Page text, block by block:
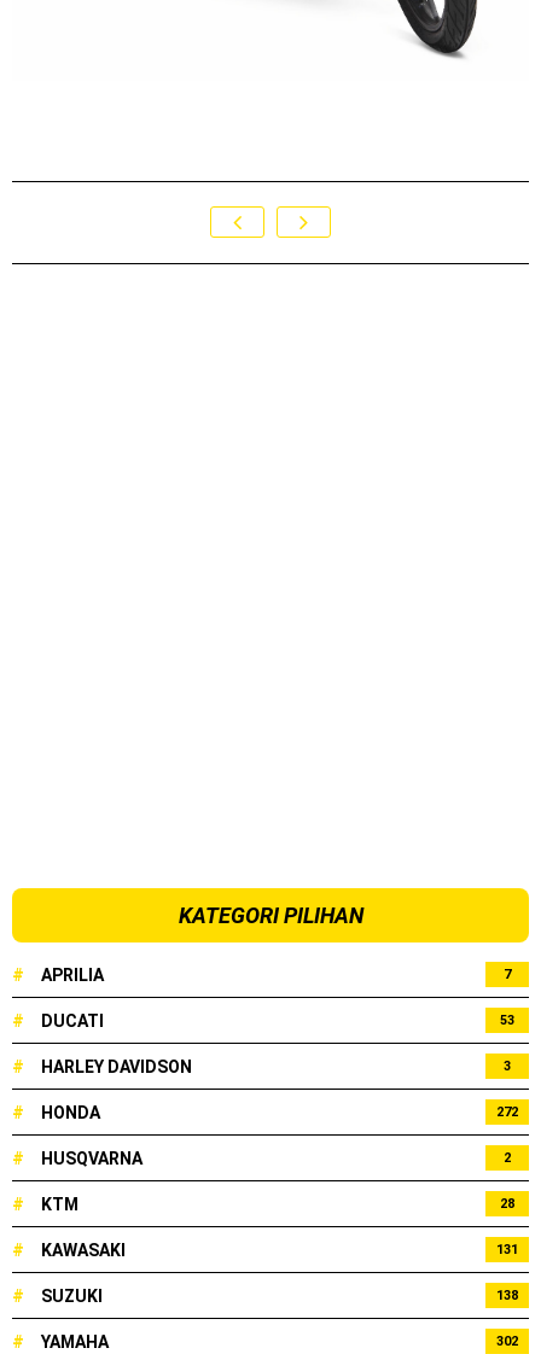
KATEGORI PILIHAN
# APRILIA 7
# DUCATI 53
# HARLEY DAVIDSON 3
# HONDA 272
# HUSQVARNA 2
# KTM 28
# KAWASAKI 131
# SUZUKI 138
# YAMAHA 302